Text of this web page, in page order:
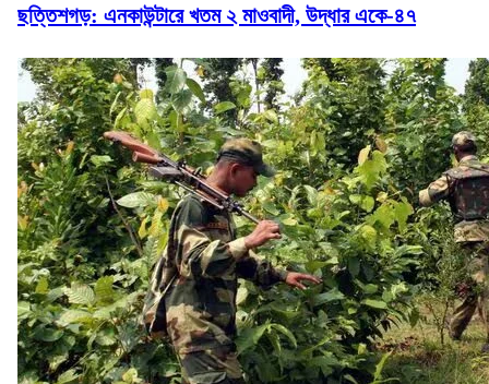
ছত্তিশগড়: এনকাউন্টারে খতম ২ মাওবাদী, উদ্ধার একে-৪৭